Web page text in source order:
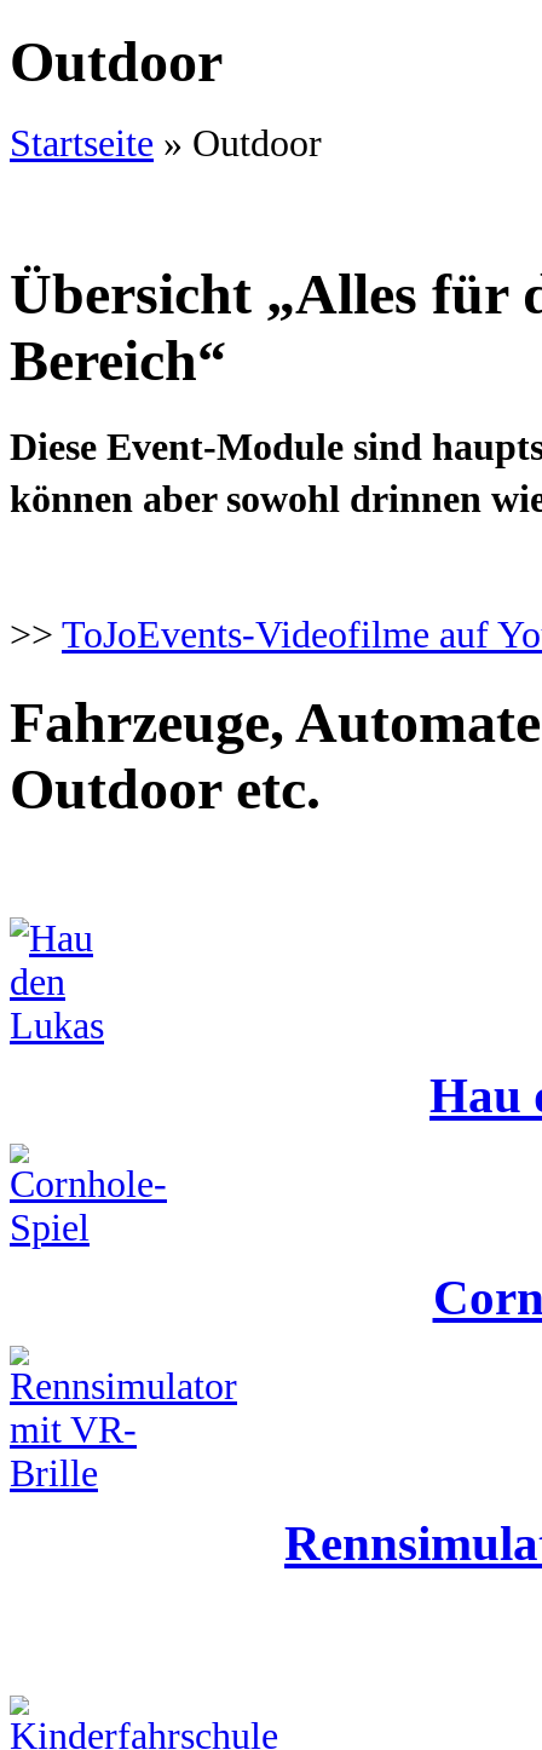
Outdoor
Startseite » Outdoor
Übersicht „Alles für
Bereich“
Diese Event-Module sind
können aber sowohl drinnen
>> ToJoEvents-Videofilme auf
Fahrzeuge,
Outdoor etc.
Hau